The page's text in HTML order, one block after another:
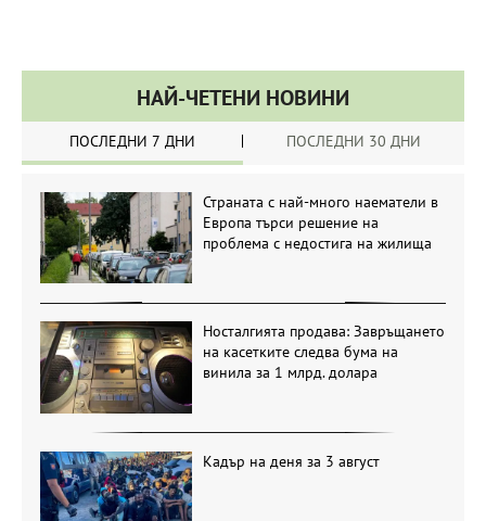
НАЙ-ЧЕТЕНИ НОВИНИ
ПОСЛЕДНИ 7 ДНИ ПОСЛЕДНИ 30 ДНИ
Страната с най-много наематели в
Европа търси решение на
проблема с недостига на жилища
Носталгията продава: Завръщането
на касетките следва бума на
винила за 1 млрд. долара
Кадър на деня за 3 август